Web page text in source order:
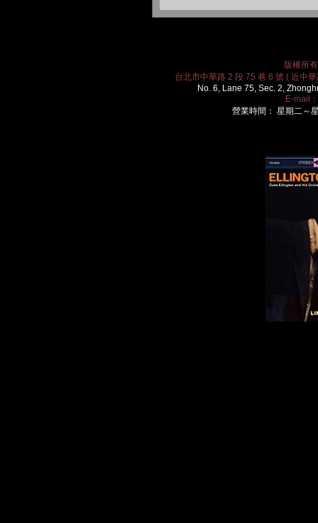
版權所
台北市中華路 2 段 75 巷 6 號 ( 近中
No. 6, Lane 75, Sec. 2,
E-mail：
營業時間： 星期二～